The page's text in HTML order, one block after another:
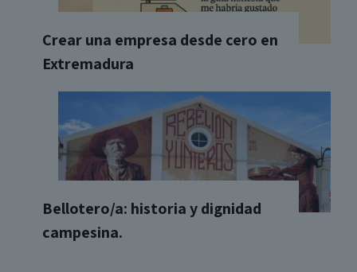
Crear una empresa desde cero en
Extremadura
Bellotero/a: historia y dignidad
campesina.